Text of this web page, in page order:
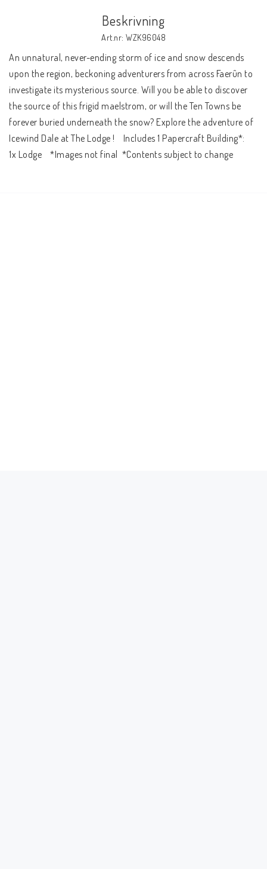
Beskrivning
Art.nr: WZK96048
An unnatural, never-ending storm of ice and snow descends
upon the region, beckoning adventurers from across Faerûn to
investigate its mysterious source. Will you be able to discover
the source of this frigid maelstrom, or will the Ten Towns be
forever buried underneath the snow? Explore the adventure of
Icewind Dale at The Lodge !    Includes 1 Papercraft Building*:
1x Lodge    *Images not final  *Contents subject to change